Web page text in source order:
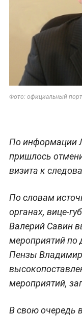
Фото: официальный
По информации
пришлось
визита к
По словам
органах, вице-
Валерий Савин
мероприятий по
Пензы
мероприятий,
В свою очередь